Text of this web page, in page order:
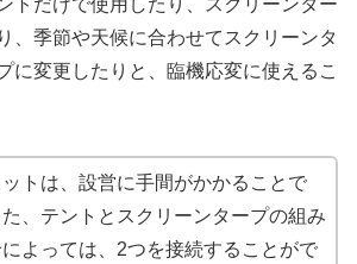
トだけで使用したり、スクリーンター
、季節や天候に合わせてスクリーンタ
に変更したりと、臨機応変に使えるこ
トは、設営に手間がかかることで
、テントとスクリーンタープの組み
よっては、2つを接続することがで